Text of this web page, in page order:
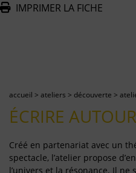
IMPRIMER LA FICHE
accueil > ateliers > découverte >
ÉCRIRE
Créé en partenariat avec un
spectacle, l’atelier propose
l’univers et la résonance. Il ne